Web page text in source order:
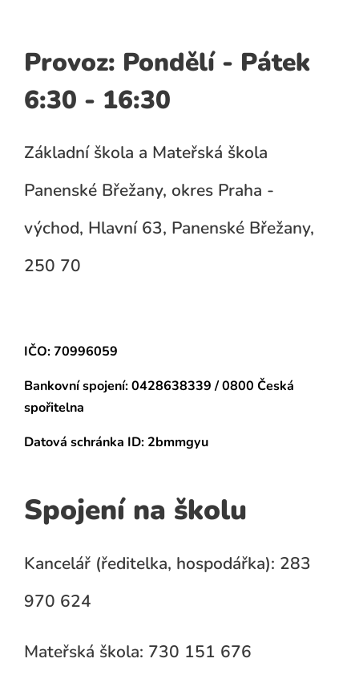
Provoz: Pondělí - Pátek
6:30 - 16:30
Základní škola a Mateřská škola
Panenské Břežany, okres Praha -
východ, Hlavní 63, Panenské Břežany,
250 70
IČO: 70996059
Bankovní spojení:0428638339 / 0800 Česká
spořitelna
Datová schránka ID: 2bmmgyu
Spojení na školu
Kancelář (ředitelka, hospodářka): 283
970 624
Mateřská škola: 730 151 676